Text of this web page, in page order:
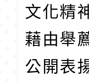
文化精
藉由舉
公開表